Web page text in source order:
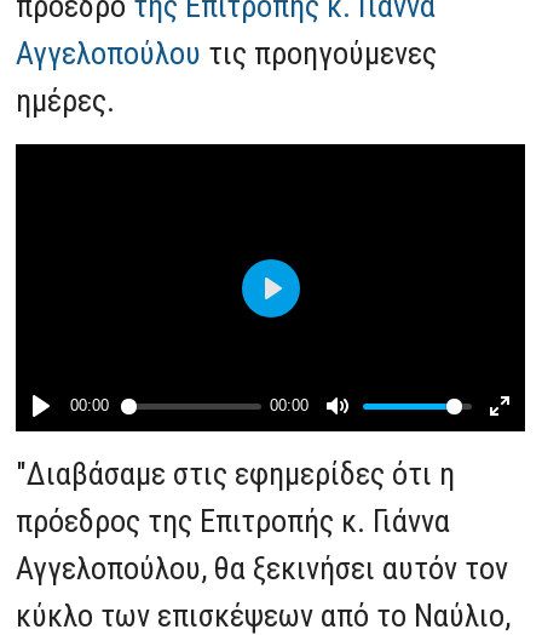
Αγγελοπούλου τις προηγούμενες
ημέρες.
"Διαβάσαμε στις εφημερίδες ότι η
πρόεδρος της Επιτροπής κ. Γιάννα
Αγγελοπούλου, θα ξεκινήσει αυτόν τον
κύκλο των επισκέψεων από το Ναύλιο,